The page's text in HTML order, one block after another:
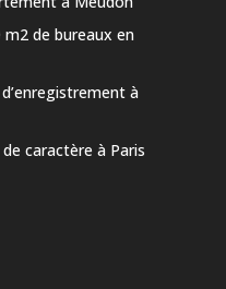
de bureaux en
à
caractère à Paris